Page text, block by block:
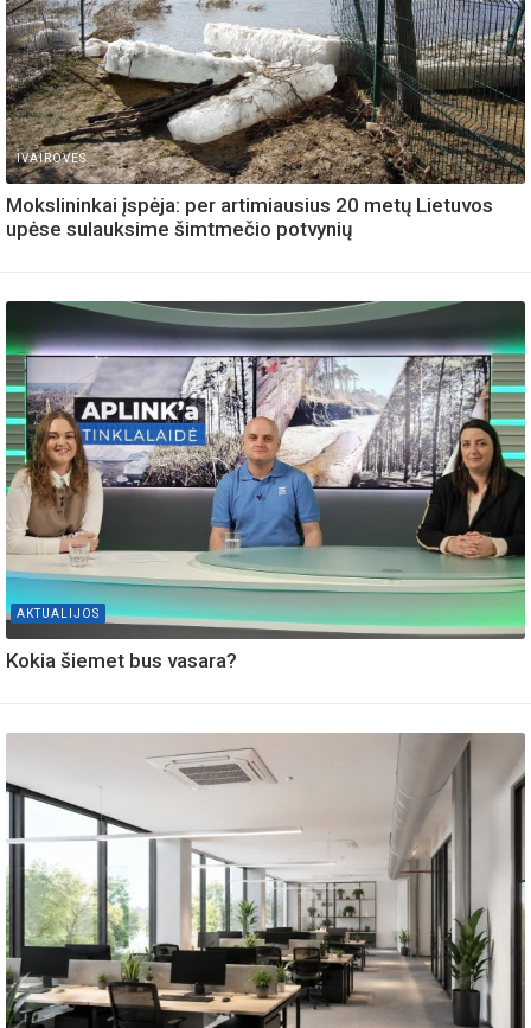
IVAIROVES
Mokslininkai įspėja: per artimiausius 20 metų Lietuvos
upėse sulauksime šimtmečio potvynių
AKTUALIJOS
Kokia šiemet bus vasara?